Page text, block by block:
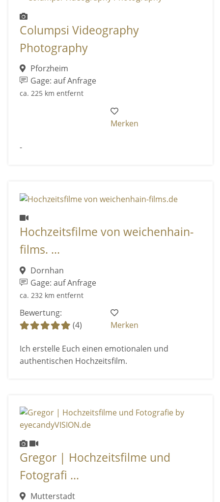
Columpsi Videography
Photography
Pforzheim
Gage: auf Anfrage
ca. 225 km entfernt
Merken
-
Hochzeitsfilme von weichenhain-
films. ...
Dornhan
Gage: auf Anfrage
ca. 232 km entfernt
Bewertung:
(4)
Merken
Ich erstelle Euch einen emotionalen und
authentischen Hochzeitsfilm.
Gregor | Hochzeitsfilme und
Fotografi ...
Mutterstadt